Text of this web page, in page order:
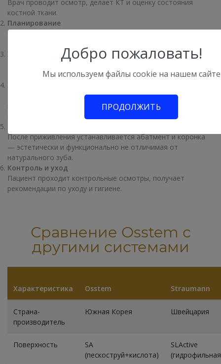
Врач проводит осмотр, делает КТ и оценку состояния
костной ткани.
Планирование
Составляется персональный план лечения, подбирается
Хирургический этап
Имплант Osstem устанавливается в кость под местной
анестезией. Процедура проходит без боли и дискомфорта.
Заживление
При классической методике имплант приживается 2–3
месяца. При хорошей стабильности возможно раннее
После приживления устанавливается абатмент и коронка
— эстетически и функционально не отличимая от
натурального зуба.
Контроль и уход
Пациент проходит контрольные осмотры, получает
рекомендации по уходу и гигиене.
Сравнение Osstem с
другими системами
Характеристика Osstem Straumann
Страна-
производитель
Южная Корея Швейцария
Поверхность
SA
(пескоструй+кислота)
SLActive
Добро пожаловать!
Мы используем файлы cookie на нашем сайте
ПРОДОЛЖИТЬ